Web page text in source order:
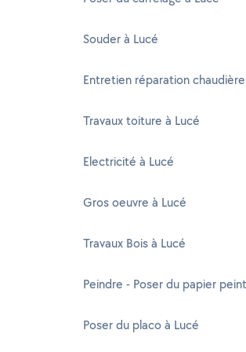
Souder à Lucé
Entretien réparation
Travaux toiture à Lucé
Electricité à Lucé
Gros oeuvre à Lucé
Travaux Bois à Lucé
Peindre - Poser du papier
Poser du placo à Lucé